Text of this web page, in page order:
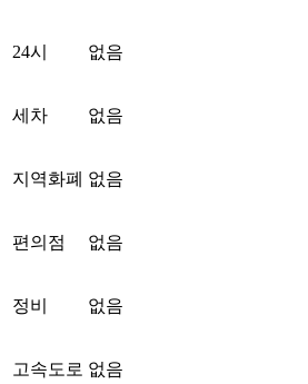
24시 없음
세차 없음
지역화폐 없음
편의점 없음
정비 없음
고속도로 없음